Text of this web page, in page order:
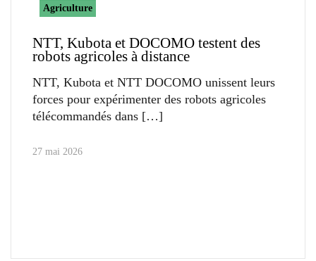
Agriculture
NTT, Kubota et DOCOMO testent des
robots agricoles à distance
NTT, Kubota et NTT DOCOMO unissent leurs
forces pour expérimenter des robots agricoles
télécommandés dans
27 mai 2026